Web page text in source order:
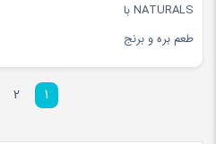
ناموجود 1
2